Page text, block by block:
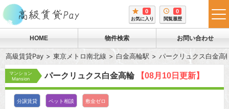
0
お気に入り
0
閲覧履歴
HOME 物件検索 お問い合わせ
高級賃貸Pay 東京メトロ南北線 白金高輪駅 パークリュクス白金高
マンション
Mansion
パークリュクス白金高輪 【08月10日更新】
分譲賃貸 ペット相談 敷金ゼロ